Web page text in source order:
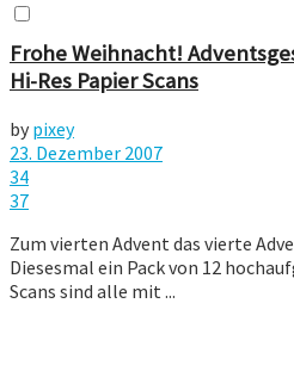
Frohe Weihnacht!
Hi-Res Papier Scans
by pixey
23. Dezember 2007
34
37
Zum vierten Advent das vierte
Diesesmal ein Pack von 12
Scans sind alle mit ...